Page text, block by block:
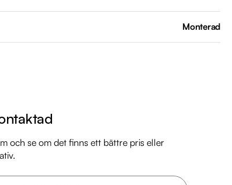
Monterad
och se om det finns ett bättre pris eller